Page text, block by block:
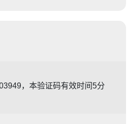
，本验证码有效时间5分